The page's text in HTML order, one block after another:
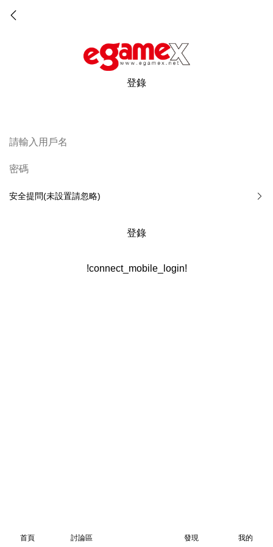
登錄
安全提問(未設置請忽略)
登錄
!connect_mobile_login!
首頁 討論區 發現 我的